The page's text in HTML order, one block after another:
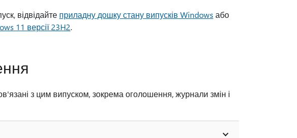
відвідайте приладну дошку стану випусків Windows або
11 версії 23H2.
з цим випуском, зокрема оголошення, журнали змін і